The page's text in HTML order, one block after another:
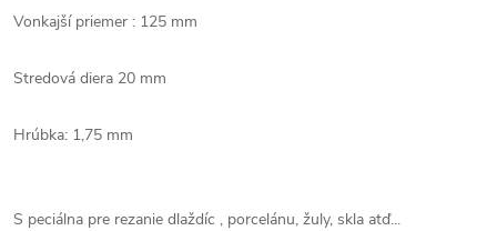
Vonkajší priemer : 125 mm
Stredová diera 20 mm
Hrúbka: 1,75 mm
S peciálna pre rezanie dlaždíc , porcelánu, žuly, skla atď...